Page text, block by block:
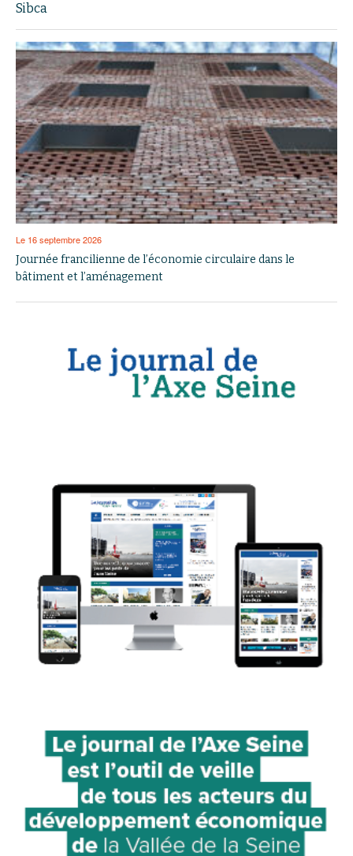
Sibca
Le 16 septembre 2026
Journée francilienne de l’économie circulaire dans le
bâtiment et l’aménagement